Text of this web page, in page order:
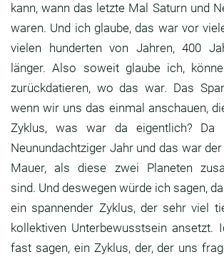
kann, wann das letzte Mal Saturn und
waren. Und ich glaube, das war vor
vielen hunderten von Jahren, 400
länger. Also soweit glaube ich,
zurückdatieren, wo das war. Das
wenn wir uns das einmal anschauen,
Zyklus, was war da eigentlich?
Da
Neunundachtziger Jahr und das war
Mauer, als diese zwei Planeten
sind. Und deswegen würde ich sagen,
ein spannender Zyklus, der sehr viel
kollektiven Unterbewusstsein ansetzt.
fast sagen, ein Zyklus, der, der uns